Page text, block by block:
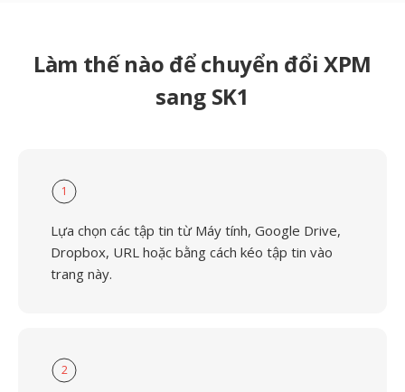
Làm thế nào để chuyển đổi XPM
sang SK1
1
Lựa chọn các tập tin từ Máy tính, Google Drive,
Dropbox, URL hoặc bằng cách kéo tập tin vào
trang này.
2